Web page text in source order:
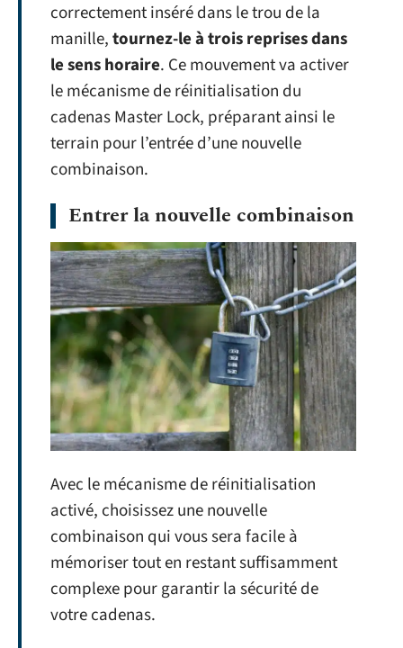
correctement inséré dans le trou de la
manille,tournez-le à trois reprises dans
le sens horaire. Ce mouvement va activer
le mécanisme de réinitialisation du
cadenas Master Lock, préparant ainsi le
terrain pour l’entrée d’une nouvelle
combinaison.
Entrer la nouvelle combinaison
Avec le mécanisme de réinitialisation
activé, choisissez une nouvelle
combinaison qui vous sera facile à
mémoriser tout en restant suffisamment
complexe pour garantir la sécurité de
votre cadenas.